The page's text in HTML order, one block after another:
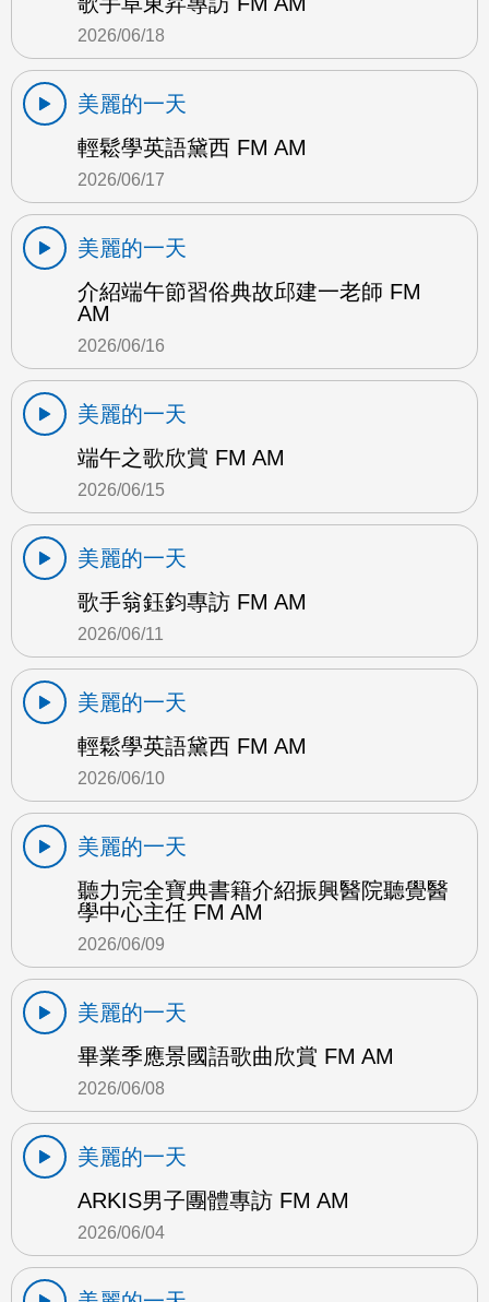
2026/06/18
美麗的一天
輕鬆學英語黛西 FM AM
2026/06/17
美麗的一天
介紹端午節習俗典故邱建一老師 FM
AM
2026/06/16
美麗的一天
端午之歌欣賞 FM AM
2026/06/15
美麗的一天
歌手翁鈺鈞專訪 FM AM
2026/06/11
美麗的一天
輕鬆學英語黛西 FM AM
2026/06/10
美麗的一天
聽力完全寶典書籍介紹振興醫院聽覺醫
學中心主任 FM AM
2026/06/09
美麗的一天
畢業季應景國語歌曲欣賞 FM AM
2026/06/08
美麗的一天
ARKIS男子團體專訪 FM AM
2026/06/04